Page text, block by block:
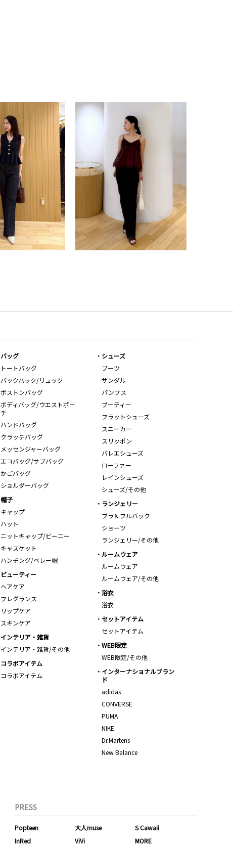
バッグ
トートバッグ
バックパック/リュック
ボストンバッグ
ボディバッグ/ウエストポー
チ
ハンドバッグ
クラッチバッグ
メッセンジャーバッグ
エコバッグ/サブバッグ
かごバッグ
ショルダーバッグ
シューズ
ブーツ
サンダル
パンプス
ブーティー
フラットシューズ
スニーカー
スリッポン
バレエシューズ
ローファー
レインシューズ
シューズ/その他
帽子
キャップ
ハット
ニットキャップ/ビーニー
キャスケット
ハンチング/ベレー帽
ランジェリー
ブラ＆フルバック
ショーツ
ランジェリー/その他
ルームウェア
ルームウェア
ルームウェア/その他
ビューティー
ヘアケア
フレグランス
リップケア
スキンケア
浴衣
浴衣
セットアイテム
セットアイテム
インテリア・雑貨
インテリア・雑貨/その他
WEB限定
WEB限定/その他
コラボアイテム
コラボアイテム
インターナショナルブラン
ド
adidas
CONVERSE
PUMA
NIKE
Dr.Martens
New Balance
PRESS
Popteen 大人muse
S Cawaii
InRed
ViVi MORE